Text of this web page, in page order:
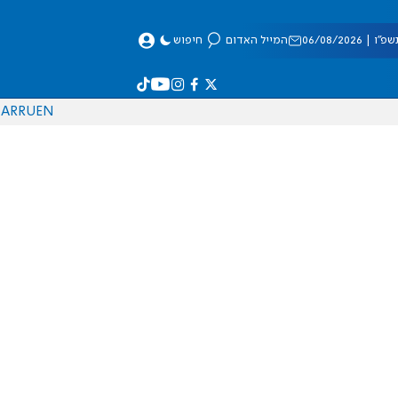
08/2026 המייל האדום חיפוש
EN
RU
AR